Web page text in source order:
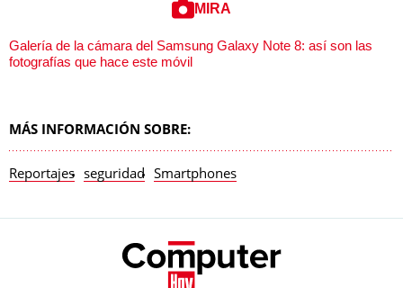
MIRA
Galería de la cámara del Samsung Galaxy Note 8: así son las
fotografías que hace este móvil
MÁS INFORMACIÓN SOBRE:
Reportajes seguridad Smartphones